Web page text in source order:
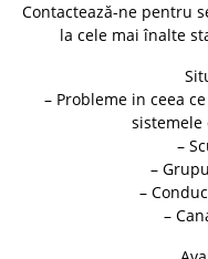
Contactează-ne pentru
la cele mai înalte
– Probleme in ceea
sistemele
–
–
–
–